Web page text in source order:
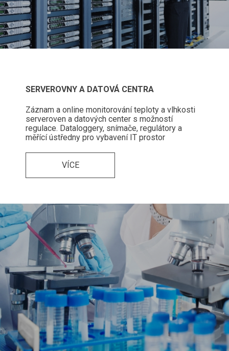
SERVEROVNY A DATOVÁ CENTRA
Záznam a online monitorování teploty a vlhkosti
serveroven a datových center s možností
regulace. Dataloggery, snímače, regulátory a
měřící ústředny pro vybavení IT prostor
VÍCE